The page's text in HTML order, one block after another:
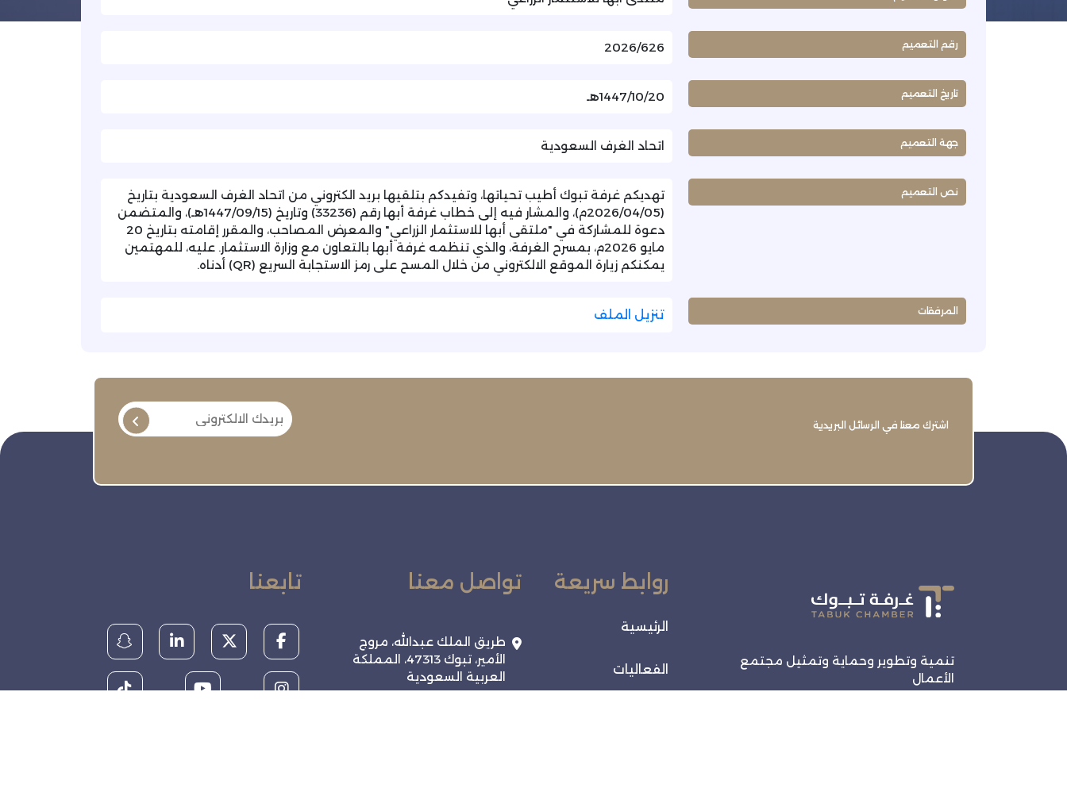
رقم التعميم 2026/626
تاريخ التعميم 1447/10/20هـ
جهة التعميم اتحاد الغرف السعودية
نص التعميم
تهديكم غرفة تبوك أطيب تحياتها، وتفيدكم بتلقيها بريد الكتروني من اتحاد الغرف السعودية بتاريخ
(2026/04/05م)، والمشار فيه إلى خطاب غرفة أبها رقم (33236) وتاريخ (1447/09/15هـ)، والمتضمن
دعوة للمشاركة في "ملتقى أبها للاستثمار الزراعي" والمعرض المصاحب، والمقرر إقامته بتاريخ 20
مايو 2026م، بمسرح الغرفة، والذي تنظمه غرفة أبها بالتعاون مع وزارة الاستثمار. عليه، للمهتمين
يمكنكم زيارة الموقع الالكتروني من خلال المسح على رمز الاستجابة السريع (QR) أدناه.
المرفقات تنزيل الملف
اشترك معنا في الرسائل البريدية
تنمية وتطوير وحماية وتمثيل مجتمع
الأعمال
روابط سريعة
الرئيسية
الفعاليات
تواصل معنا
طريق الملك عبدالله، مروج
الأمير، تبوك 47313، المملكة
العربية السعودية
تابعنا